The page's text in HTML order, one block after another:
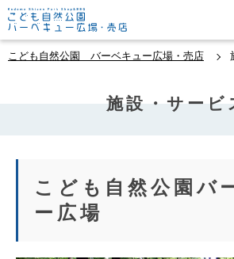
こども自然公園 バーベキュー広場・売店
施設・サービ
こども自然公園バ
ー広場